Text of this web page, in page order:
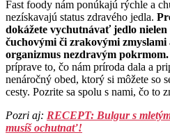
Fast foody nám ponúkajú rýchle a
nezískavajú status zdravého jedla.
dokážete vychutnávať jedlo
čuchovými či zrakovými
organizmus nezdravým pokrmom.
príprave to, čo nám príroda dala a
nenáročný obed, ktorý si môžete so
cesty. Pozrite sa spolu s nami, čo to
Pozri aj: RECEPT: Bulgur s
musíš ochutnať!